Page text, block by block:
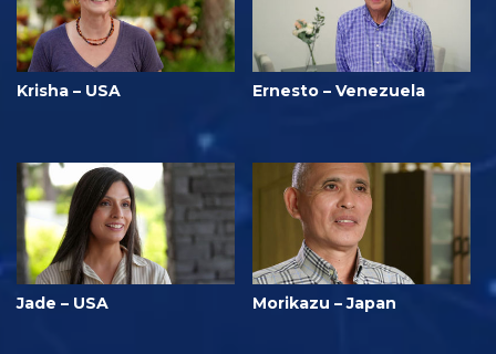
Krisha – USA Ernesto – Venezuela
Jade – USA Morikazu – Japan